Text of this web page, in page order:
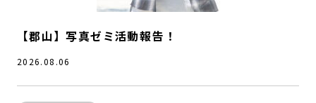
【郡山】写真ゼミ活動報告！
2026.08.06